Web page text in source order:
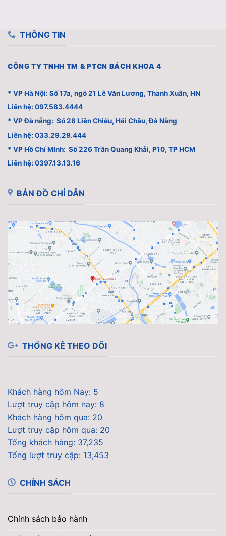
THÔNG TIN
CÔNG TY TNHH TM & PTCN BÁCH KHOA 4
* VP Hà Nội: Số 17a, ngõ 21 Lê Văn Lương, Thanh Xuân, HN
Liên hệ: 097.583.4444
* VP Đà nẵng: Số 28 Liên Chiểu, Hải Châu, Đà Nẵng
Liên hệ: 033.29.29.444
* VP Hồ Chí MInh: Số 226 Trần Quang Khải, P10, TP HCM
Liên hệ: 0397.13.13.16
BẢN ĐỒ CHỈ DẪN
THỐNG KÊ THEO DÕI
Khách hàng hôm Nay: 5
Lượt truy cập hôm nay: 8
Khách hàng hôm qua: 20
Lượt truy cập hôm qua: 20
Tổng khách hàng: 37,235
Tổng lượt truy cập: 13,453
CHÍNH SÁCH
Chính sách bảo hành